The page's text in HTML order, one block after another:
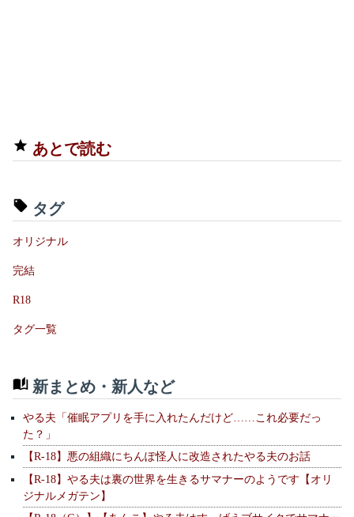
あとで読む
タグ
オリジナル
完結
R18
タグ一覧
新まとめ・新人など
やる夫「催眠アプリを手に入れたんだけど……これ必要だっ
た？」
【R-18】悪の組織にちんぽ怪人に改造されたやる夫のお話
【R-18】やる夫は裏の世界を生きるサマナーのようです【オリ
ジナルメガテン】